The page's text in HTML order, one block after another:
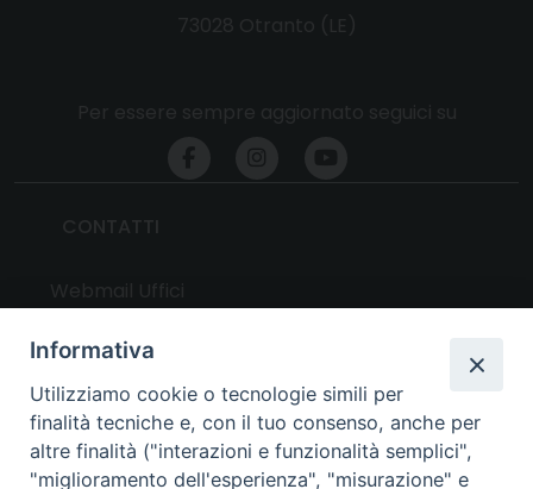
UTILITY
News
Informativa
Utilizziamo cookie o tecnologie simili per
finalità tecniche e, con il tuo consenso, anche per
altre finalità ("interazioni e funzionalità semplici",
"miglioramento dell'esperienza", "misurazione" e